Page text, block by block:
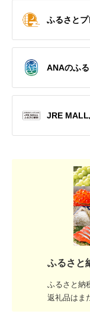
ふるさと
ANAのふ
JRE MALL
ふるさと
ふるさと納
返礼品はま